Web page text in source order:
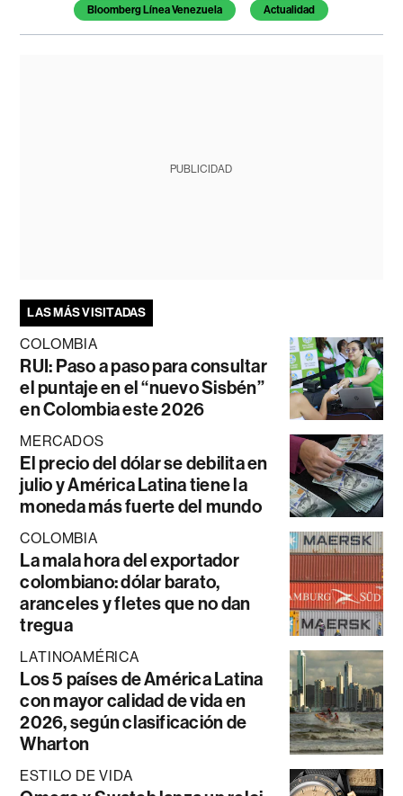
Bloomberg Línea Venezuela Actualidad
PUBLICIDAD
LAS MÁS VISITADAS
COLOMBIA
RUI: Paso a paso para consultar
el puntaje en el “nuevo Sisbén”
en Colombia este 2026
MERCADOS
El precio del dólar se debilita en
julio y América Latina tiene la
moneda más fuerte del mundo
COLOMBIA
La mala hora del exportador
colombiano: dólar barato,
aranceles y fletes que no dan
tregua
LATINOAMÉRICA
Los 5 países de América Latina
con mayor calidad de vida en
2026, según clasificación de
Wharton
ESTILO DE VIDA